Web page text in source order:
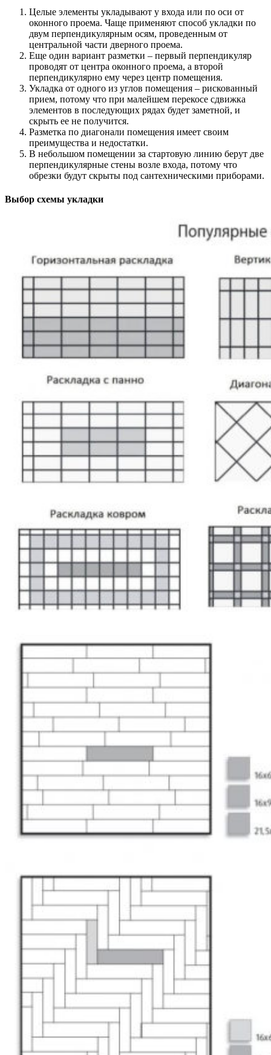
Целые элементы укладывают у входа или по оси от
оконного проема. Чаще применяют способ укладки по
двум перпендикулярным осям, проведенным от
центральной части дверного проема.
Еще один вариант разметки – первый перпендикуляр
проводят от центра оконного проема, а второй
перпендикулярно ему через центр помещения.
Укладка от одного из углов помещения – рискованный
прием, потому что при малейшем перекосе сдвижка
элементов в последующих рядах будет заметной, и
скрыть ее не получится.
Разметка по диагонали помещения имеет своим
преимущества и недостатки.
В небольшом помещении за стартовую линию берут две
перпендикулярные стены возле входа, потому что
обрезки будут скрыты под сантехническими приборами.
Выбор схемы укладки